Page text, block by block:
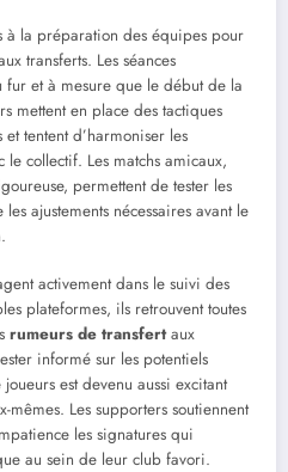
à la préparation des équipes pour
transferts. Les séances
fur et à mesure que le début de la
mettent en place des tactiques
tentent d’harmoniser les
collectif. Les matchs amicaux,
permettent de tester les
ajustements nécessaires avant le
activement dans le suivi des
plateformes, ils retrouvent toutes
rumeurs de transfertaux
informé sur les potentiels
est devenu aussi excitant
mêmes. Les supporters soutiennent
les signatures qui
au sein de leur club favori.